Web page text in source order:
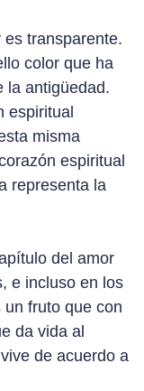
transparente.
color que ha
la antigüedad.
espiritual
misma
espiritual
representa la
del amor
e incluso en los
fruto que con
da vida al
de acuerdo a